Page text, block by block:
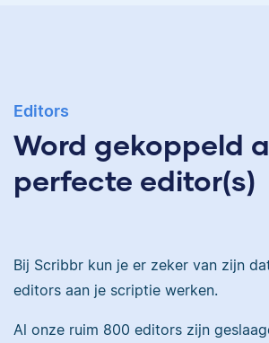
Editors
Word gekoppeld
perfecte editor(s)
Bij Scribbr kun je er zeker van zijn
editors aan je scriptie werken.
Al onze ruim 800 editors zijn
werkt als senior editor
bij Scribbr waar ze al
meer dan 2,5 miljoen
woorden heeft
Erica